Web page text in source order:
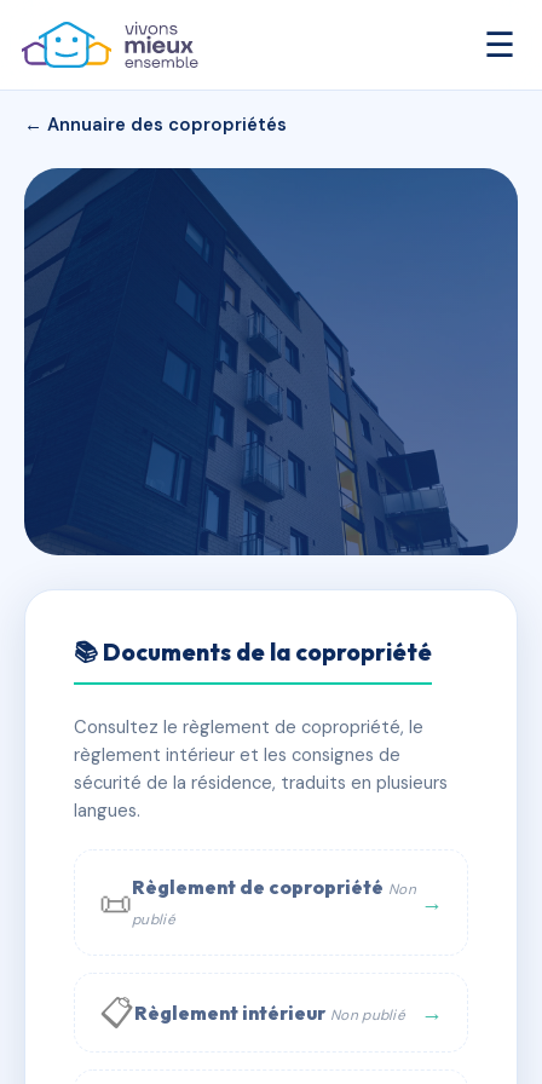
☰
← Annuaire des copropriétés
le bois joli
✓ Immatriculée 🏠 37 lots 🏗 1 bâtiment(s)
📞 Contacter Syndic Digital
📚 Documents de la copropriété
Consultez le règlement de copropriété, le
règlement intérieur et les consignes de
sécurité de la résidence, traduits en plusieurs
langues.
📜Règlement de copropriété Non
publié
→
📋Règlement intérieur Non publié →